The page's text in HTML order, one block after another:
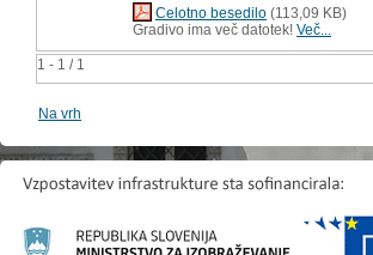
1 - 1 / 1
Celotno besedilo (113,09 KB)
Gradivo ima več datotek! Več...
Na vrh